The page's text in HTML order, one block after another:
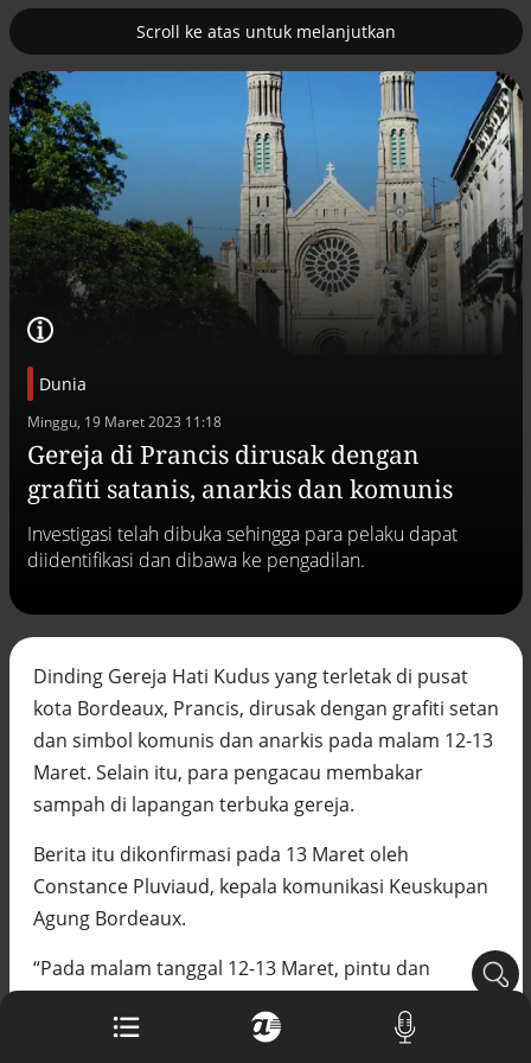
Scroll ke atas untuk melanjutkan
Dunia
Minggu, 19 Maret 2023 11:18
Gereja di Prancis dirusak dengan
grafiti satanis, anarkis dan komunis
Investigasi telah dibuka sehingga para pelaku dapat
diidentifikasi dan dibawa ke pengadilan.
Dinding Gereja Hati Kudus yang terletak di pusat
kota Bordeaux, Prancis, dirusak dengan grafiti setan
dan simbol komunis dan anarkis pada malam 12-13
Maret. Selain itu, para pengacau membakar
sampah di lapangan terbuka gereja.
Berita itu dikonfirmasi pada 13 Maret oleh
Constance Pluviaud, kepala komunikasi Keuskupan
Agung Bordeaux.
“Pada malam tanggal 12-13 Maret, pintu dan
dengan grafiti. Kebakaran sampah di depan gereja
nuklir
Pemulihan ekonomi Aceh terus
diakselerasi
Efek jera untuk pejabat abai LHKPN
Alinea.id - Peristiwa
Buku berusia 900 tahun ditemukan di
arsip rahasia Vatikan, ada prediksi
Alinea.id - Peristiwa
Akar persoalan berulangnya kekerasan
terhadap PMI di Malaysia
Alinea.id - Peristiwa
DPR minta penerbitan sertifikat pagar
laut diproses hukum
Alinea.id - Peristiwa
Mungkinkah duet Anies-Ahok terealisasi
di Pilpres 2029?
Alinea.id - Politik
Pemprov Sultra klarifikasi isu PT GKP,
imbau masyarakat hormati proses
Alinea.id - Peristiwa